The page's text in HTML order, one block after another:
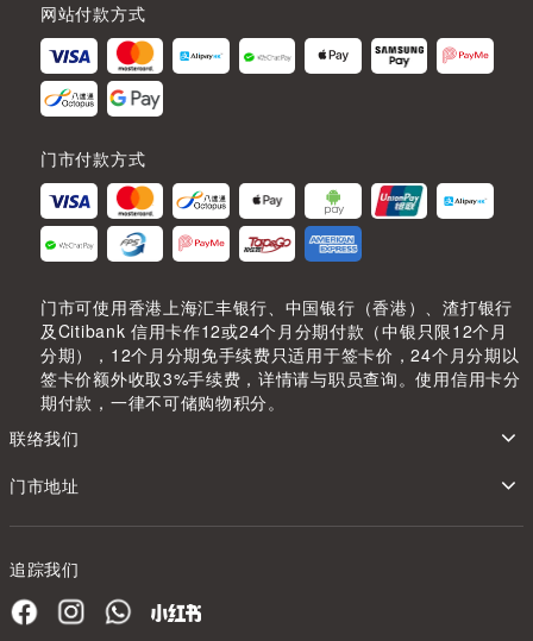
网站付款方式
门市付款方式
门市可使用香港上海汇丰银行、中国银行（香港）、渣打银行
及Citibank 信用卡作12或24个月分期付款（中银只限12个月
分期），12个月分期免手续费只适用于签卡价，24个月分期以
签卡价额外收取3%手续费，详情请与职员查询。使用信用卡分
期付款，一律不可储购物积分。
联络我们
门市地址
追踪我们